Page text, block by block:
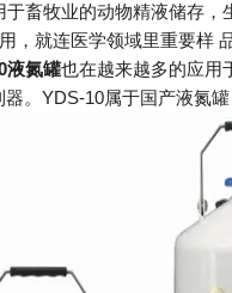
于畜牧业的动物精液储存，
，就连医学领域里重要
液氮罐也在越来越多的应用
。YDS-10属于国产液氮